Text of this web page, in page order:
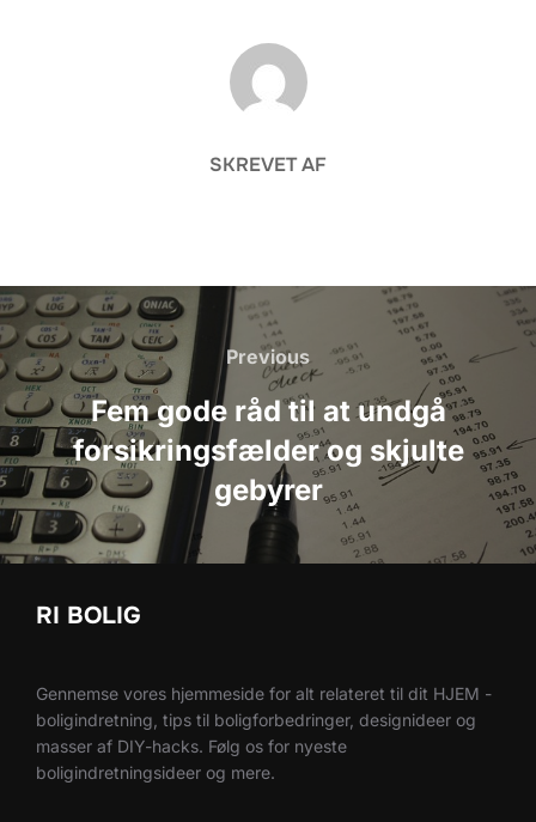
FORFATTER
SKREVET AF
Indlægsnavigation
Previous
Previous
Fem gode råd til at undgå
forsikringsfælder og skjulte
gebyrer
RI BOLIG
Gennemse vores hjemmeside for alt relateret til dit HJEM -
boligindretning, tips til boligforbedringer, designideer og
masser af DIY-hacks. Følg os for nyeste
boligindretningsideer og mere.